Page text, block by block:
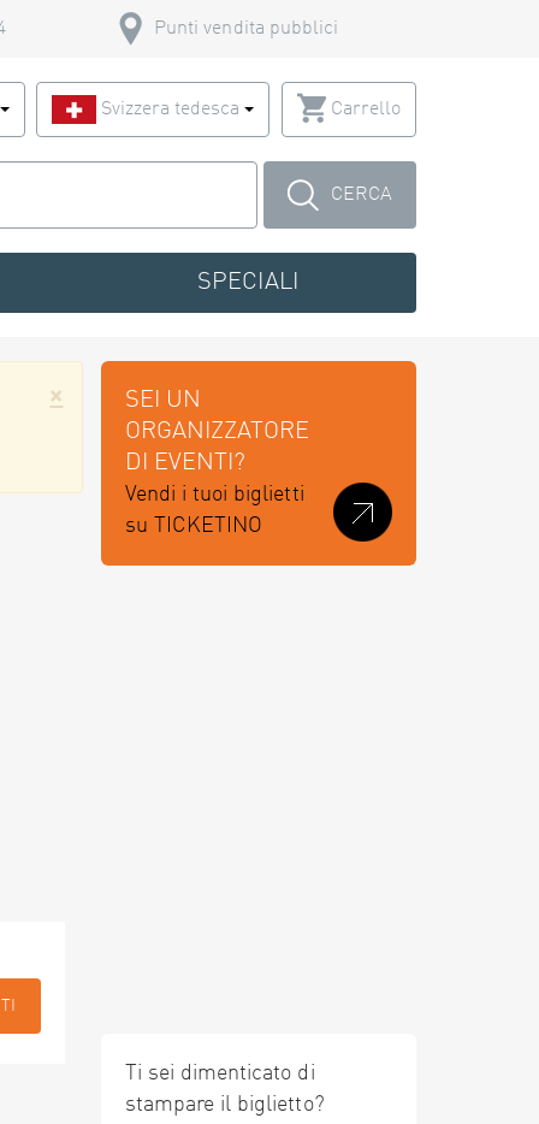
Punti vendita pubblici
Svizzera tedesca Carrello
CERCA
SPECIALI
×
SEI UN
ORGANIZZATORE
DI EVENTI?
Vendi i tuoi biglietti
su TICKETINO
Ti sei dimenticato di
stampare il biglietto?